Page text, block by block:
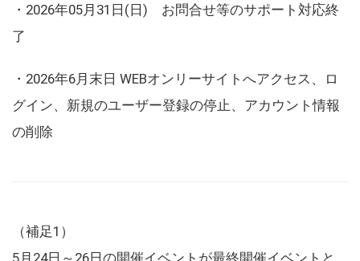
・2026年05月31日(日) お問合せ等のサポート対応終
了
・2026年6月末日 WEBオンリーサイトへアクセス、ロ
グイン、新規のユーザー登録の停止、アカウント情報
の削除
（補足1）
5月24日～26日の開催イベントが最終開催イベントと